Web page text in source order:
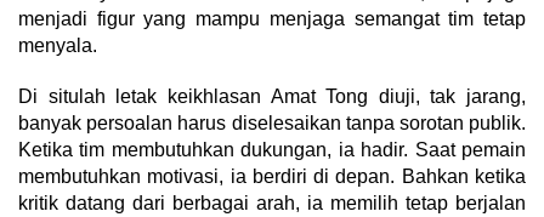
menjadi figur yang mampu menjaga semangat tim tetap
menyala.
Di situlah letak keikhlasan Amat Tong diuji, tak jarang,
banyak persoalan harus diselesaikan tanpa sorotan publik.
Ketika tim membutuhkan dukungan, ia hadir. Saat pemain
membutuhkan motivasi, ia berdiri di depan. Bahkan ketika
kritik datang dari berbagai arah, ia memilih tetap berjalan